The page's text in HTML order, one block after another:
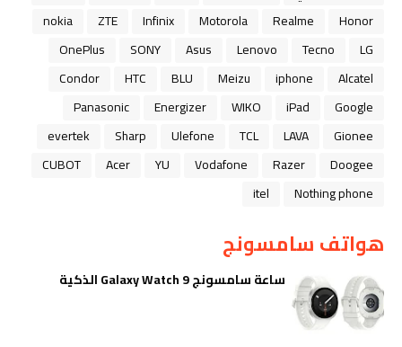
Honor
Realme
Motorola
Infinix
ZTE
nokia
LG
Tecno
Lenovo
Asus
SONY
OnePlus
Alcatel
iphone
Meizu
BLU
HTC
Condor
Google
iPad
WIKO
Energizer
Panasonic
Gionee
LAVA
TCL
Ulefone
Sharp
evertek
Doogee
Razer
Vodafone
YU
Acer
CUBOT
Nothing phone
itel
هواتف سامسونج
ساعة سامسونج Galaxy Watch 9 الذكية